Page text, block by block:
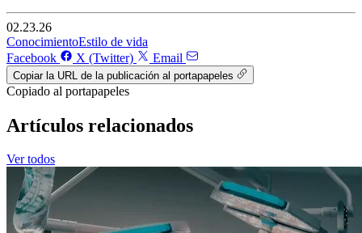
02.23.26
ConocimientoEstilo de vida
Facebook
X (Twitter) Email
Copiar la URL de la publicación al portapapeles
Copiado al portapapeles
Artículos relacionados
Ver todos